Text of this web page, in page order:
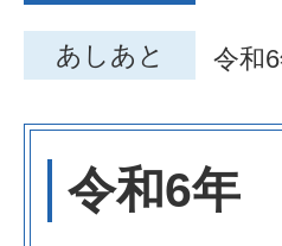
あしあと 令和
令和6年